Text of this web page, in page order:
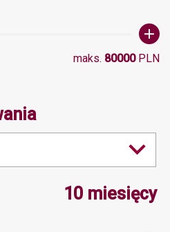
maks. 80000PLN
wartość 10,
10 miesięcy